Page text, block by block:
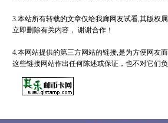
3.本站所有转载的文章仅给我廊网友试看,其版权
立即删除有关内容， 谢谢合作！
4.本网站提供的第三方网站的链接,是为方便网友
这些链接网站作出任何陈述或保证，也不对它们